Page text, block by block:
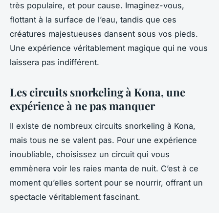
très populaire, et pour cause. Imaginez-vous,
flottant à la surface de l’eau, tandis que ces
créatures majestueuses dansent sous vos pieds.
Une expérience véritablement magique qui ne vous
laissera pas indifférent.
Les circuits snorkeling à Kona, une
expérience à ne pas manquer
Il existe de nombreux circuits snorkeling à Kona,
mais tous ne se valent pas. Pour une expérience
inoubliable, choisissez un circuit qui vous
emmènera voir les raies manta de nuit. C’est à ce
moment qu’elles sortent pour se nourrir, offrant un
spectacle véritablement fascinant.